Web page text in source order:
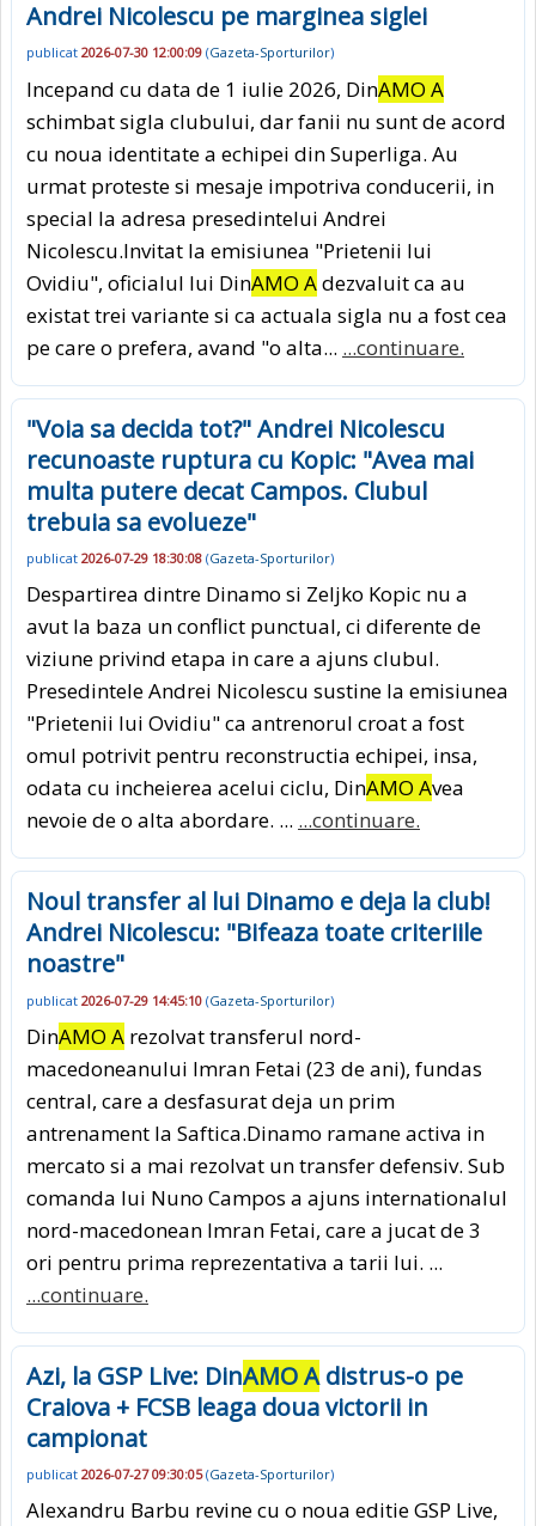
Andrei Nicolescu pe marginea siglei
publicat 2026-07-30 12:00:09 (Gazeta-Sporturilor)
Incepand cu data de 1 iulie 2026, DinAMO A
schimbat sigla clubului, dar fanii nu sunt de acord
cu noua identitate a echipei din Superliga. Au
urmat proteste si mesaje impotriva conducerii, in
special la adresa presedintelui Andrei
Nicolescu.Invitat la emisiunea "Prietenii lui
Ovidiu", oficialul lui DinAMO Adezvaluit ca au
existat trei variante si ca actuala sigla nu a fost cea
pe care o prefera, avand "o alta... ...continuare.
"Voia sa decida tot?" Andrei Nicolescu
recunoaste ruptura cu Kopic: "Avea mai
multa putere decat Campos. Clubul
trebuia sa evolueze"
publicat 2026-07-29 18:30:08 (Gazeta-Sporturilor)
Despartirea dintre Dinamo si Zeljko Kopic nu a
avut la baza un conflict punctual, ci diferente de
viziune privind etapa in care a ajuns clubul.
Presedintele Andrei Nicolescu sustine la emisiunea
"Prietenii lui Ovidiu" ca antrenorul croat a fost
omul potrivit pentru reconstructia echipei, insa,
odata cu incheierea acelui ciclu, DinAMO Avea
nevoie de o alta abordare. ... ...continuare.
Noul transfer al lui Dinamo e deja la club!
Andrei Nicolescu: "Bifeaza toate criteriile
noastre"
publicat 2026-07-29 14:45:10 (Gazeta-Sporturilor)
DinAMO A rezolvat transferul nord-
macedoneanului Imran Fetai (23 de ani), fundas
central, care a desfasurat deja un prim
antrenament la Saftica.Dinamo ramane activa in
mercato si a mai rezolvat un transfer defensiv. Sub
comanda lui Nuno Campos a ajuns internationalul
nord-macedonean Imran Fetai, care a jucat de 3
ori pentru prima reprezentativa a tarii lui. ...
...continuare.
Azi, la GSP Live: DinAMO Adistrus-o pe
Craiova + FCSB leaga doua victorii in
campionat
publicat 2026-07-27 09:30:05(Gazeta-Sporturilor)
Alexandru Barbu revine cu o noua editie GSP Live,